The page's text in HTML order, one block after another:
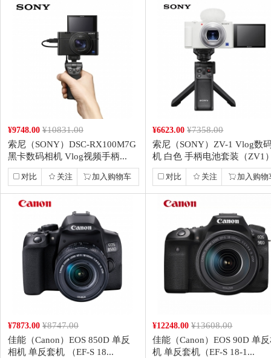
¥9748.00 ¥10831.00
索尼（SONY）DSC-RX100M7G
黑卡数码相机 Vlog视频手柄...
对比 关注 加入购物车
¥6623.00¥7358.00
索尼（SONY）ZV-1 Vlog数
机 白色 手柄电池套装（ZV1
对比 关注 加入购物
¥7873.00 ¥8747.00
佳能（Canon）EOS 850D 单反
相机 单反套机 （EF-S 18...
¥12248.00¥13608.00
佳能（Canon）EOS 90D 单
机 单反套机（EF-S 18-1...